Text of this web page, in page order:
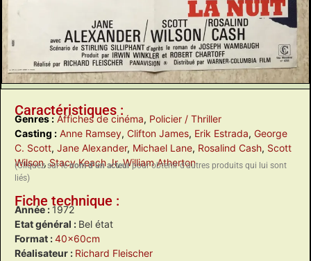
Caractéristiques :
Genres : Affiches de cinéma, Policier / Thriller
Casting : Anne Ramsey, Clifton James, Erik Estrada, George
C. Scott, Jane Alexander, Michael Lane, Rosalind Cash, Scott
Wilson,Stacy Keach Jr,William Atherton
(Cliquez sur lenom d’un acteurpour obtenir d’autres produits qui lui sont
liés)
Fiche technique :
Année : 1972
Etat général : Bel état
Format :40x60cm
Réalisateur : Richard Fleischer